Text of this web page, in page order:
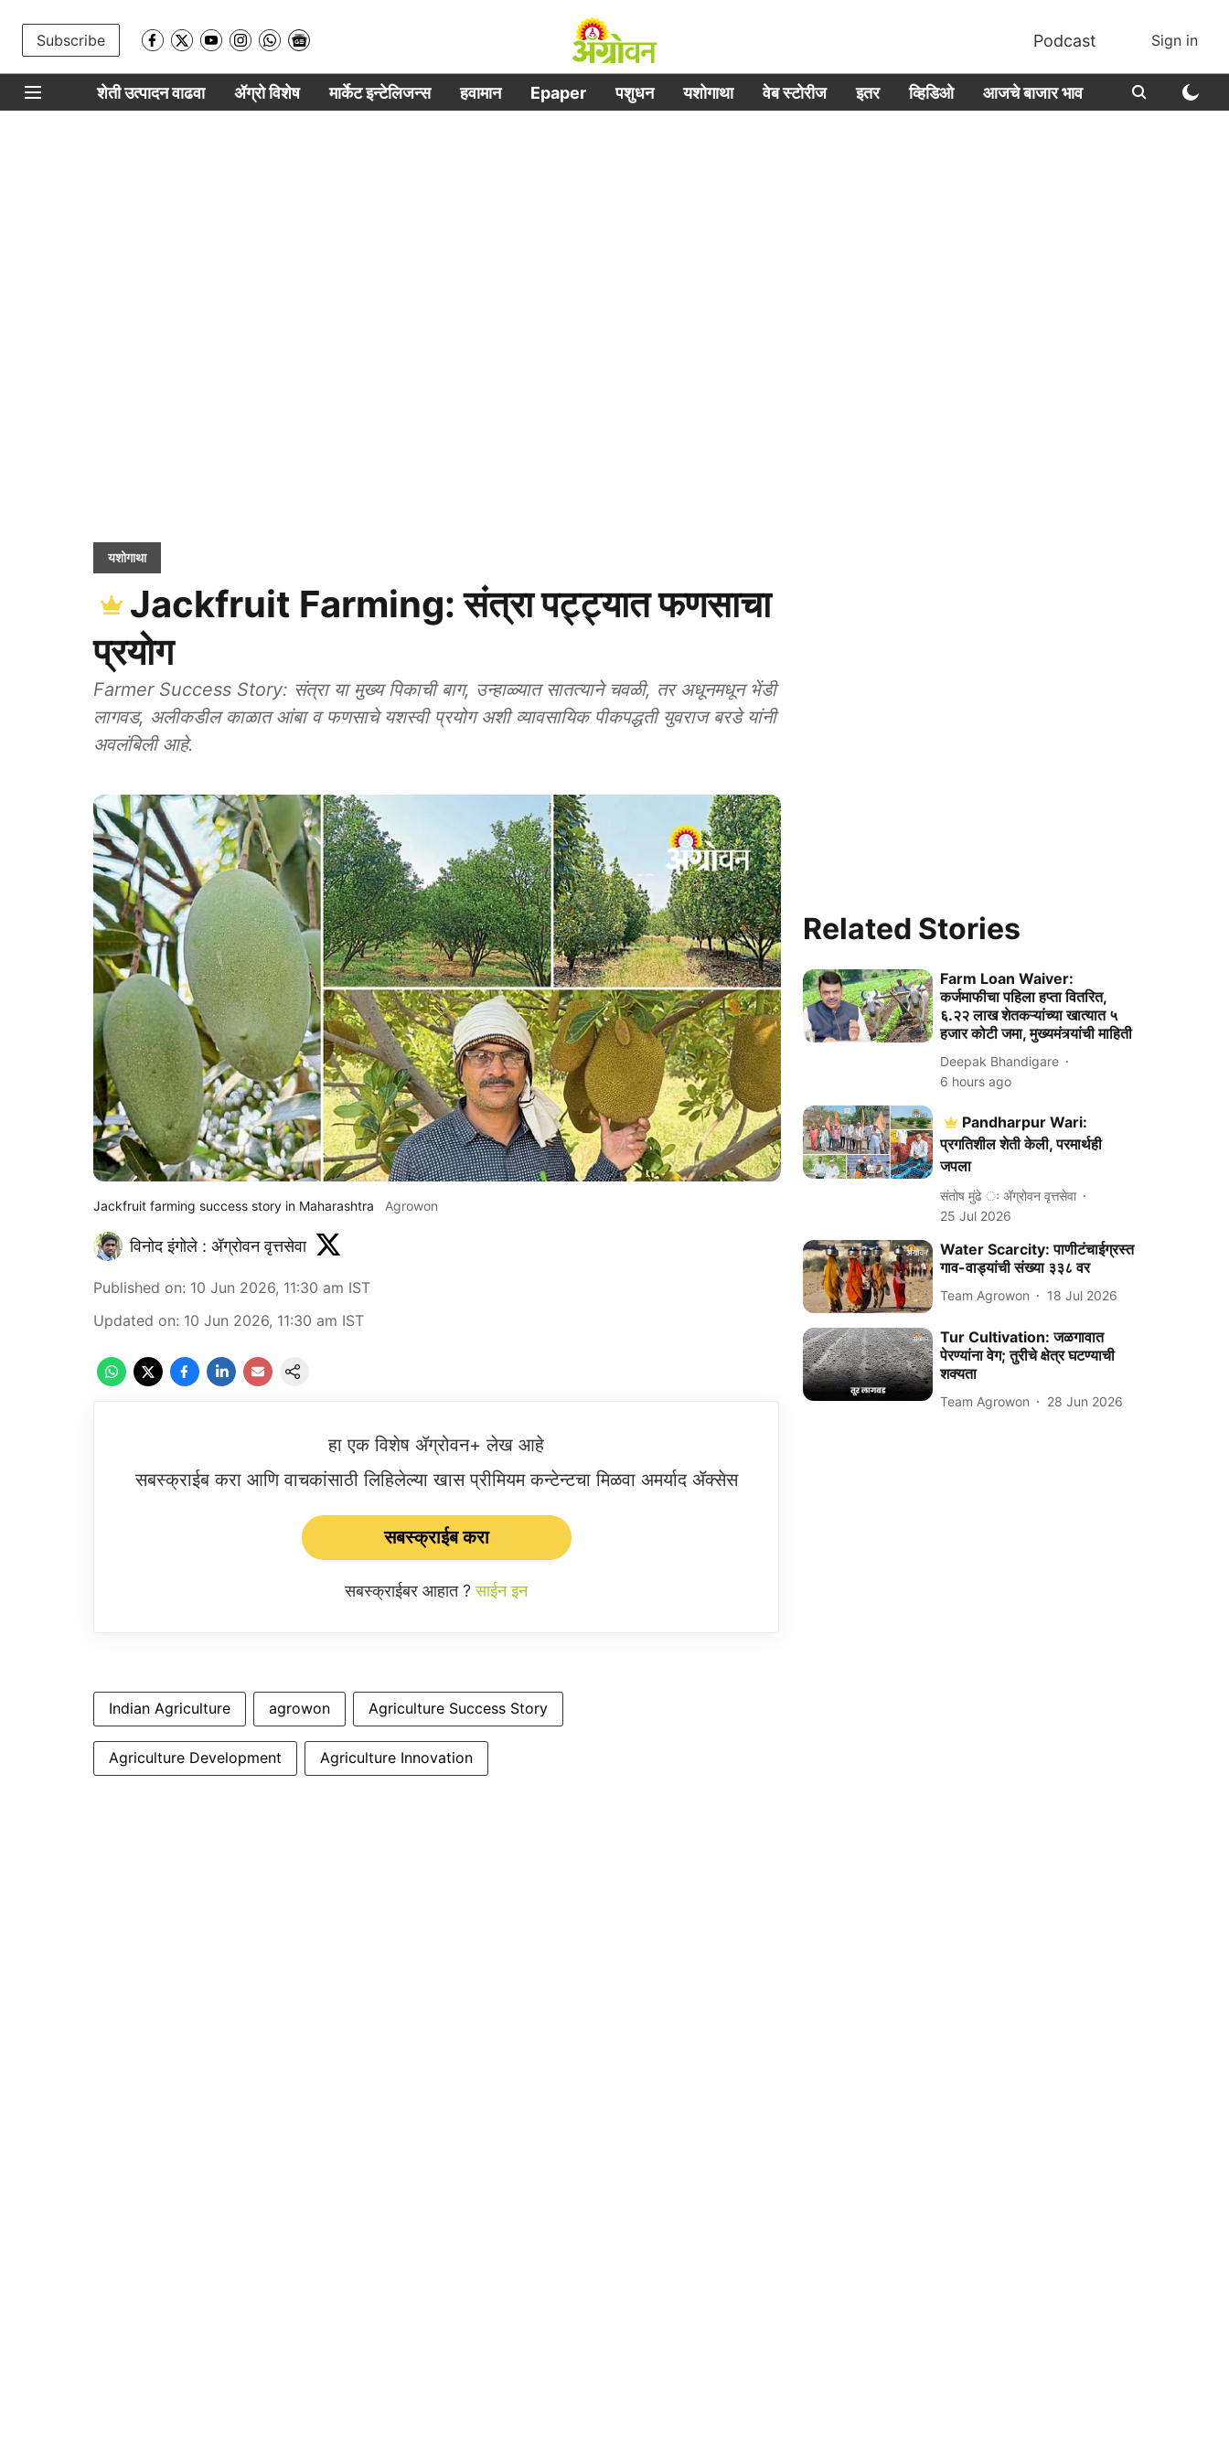
Subscribe Podcast Sign in
शेती उत्पादन वाढवा ॲग्रो विशेष मार्केट इन्टेलिजन्स हवामान Epaper पशुधन यशोगाथा वेब स्टोरीज इतर व्हिडिओ आजचे बाजार भाव
यशोगाथा
Jackfruit Farming: संत्रा पट्ट्यात फणसाचा
प्रयोग
Farmer Success Story: संत्रा या मुख्य पिकाची बाग, उन्हाळ्यात सातत्याने चवळी, तर अधूनमधून भेंडी
लागवड, अलीकडील काळात आंबा व फणसाचे यशस्वी प्रयोग अशी व्यावसायिक पीकपद्धती युवराज बरडे यांनी
अवलंबिली आहे.
Jackfruit farming success story in Maharashtra Agrowon
विनोद इंगोले : ॲग्रोवन वृत्तसेवा
Published on: 10 Jun 2026, 11:30 am IST
Updated on: 10 Jun 2026, 11:30 am IST
हा एक विशेष ॲग्रोवन+ लेख आहे
सबस्क्राईब करा आणि वाचकांसाठी लिहिलेल्या खास प्रीमियम कन्टेन्टचा मिळवा अमर्याद ॲक्सेस
सबस्क्राईब करा
सबस्क्राईबर आहात ?साईन इन
Indian Agriculture agrowon Agriculture Success Story
Agriculture Development Agriculture Innovation
Related Stories
Farm Loan Waiver:
कर्जमाफीचा पहिला हप्ता वितरित,
६.२२ लाख शेतकऱ्यांच्या खात्यात ५
हजार कोटी जमा, मुख्यमंत्र्यांची माहिती
Deepak Bhandigare
6 hours ago
Pandharpur Wari:
प्रगतिशील शेती केली, परमार्थही
जपला
संतोष मुंढे ः ॲग्रोवन वृत्तसेवा
25 Jul 2026
Water Scarcity: पाणीटंचाईग्रस्त
गाव-वाड्यांची संख्या ३३८ वर
Team Agrowon 18 Jul 2026
Tur Cultivation: जळगावात
पेरण्यांना वेग; तुरीचे क्षेत्र घटण्याची
शक्यता
Team Agrowon 28 Jun 2026